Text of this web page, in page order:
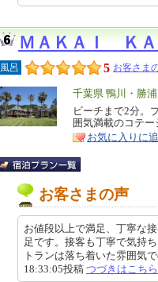
ＭＡＫＡＩ Ｋ
風呂 5 お客さま
エ
リ
ア
千葉県 鴨川・勝
特
徴
ビーチまで2分。
囲気満載のコテ
お気に入りに
お客さまの声
お値段以上で満足、丁寧な
足です。接客も丁寧で気持
トランは落ち着いた雰囲気
18:33:05投稿 つづきはこちら